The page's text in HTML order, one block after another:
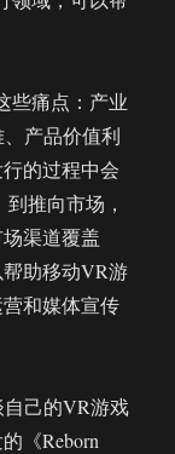
些痛点：产业
产品价值利
的过程中会
推向市场，
渠道覆盖
助移动VR游
和媒体宣传
己的VR游戏
《Reborn